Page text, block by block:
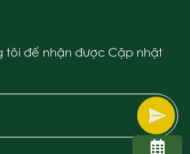
tôi để nhận được Cập nhật